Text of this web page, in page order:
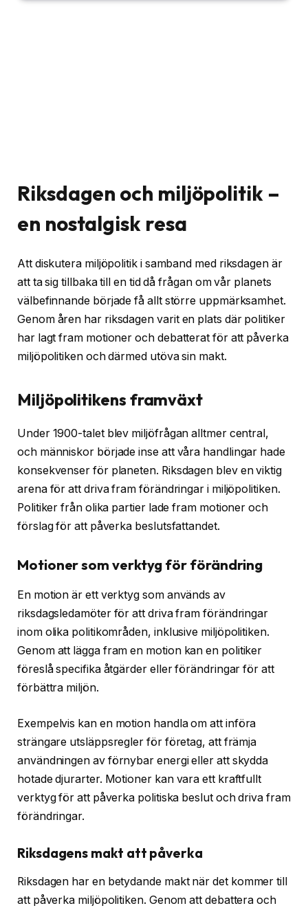
Riksdagen och miljöpolitik –
en nostalgisk resa
Att diskutera miljöpolitik i samband med riksdagen är
att ta sig tillbaka till en tid då frågan om vår planets
välbefinnande började få allt större uppmärksamhet.
Genom åren har riksdagen varit en plats där politiker
har lagt fram motioner och debatterat för att påverka
miljöpolitiken och därmed utöva sin makt.
Miljöpolitikens framväxt
Under 1900-talet blev miljöfrågan alltmer central,
och människor började inse att våra handlingar hade
konsekvenser för planeten. Riksdagen blev en viktig
arena för att driva fram förändringar i miljöpolitiken.
Politiker från olika partier lade fram motioner och
förslag för att påverka beslutsfattandet.
Motioner som verktyg för förändring
En motion är ett verktyg som används av
riksdagsledamöter för att driva fram förändringar
inom olika politikområden, inklusive miljöpolitiken.
Genom att lägga fram en motion kan en politiker
föreslå specifika åtgärder eller förändringar för att
förbättra miljön.
Exempelvis kan en motion handla om att införa
strängare utsläppsregler för företag, att främja
användningen av förnybar energi eller att skydda
hotade djurarter. Motioner kan vara ett kraftfullt
verktyg för att påverka politiska beslut och driva fram
förändringar.
Riksdagens makt att påverka
Riksdagen har en betydande makt när det kommer till
att påverka miljöpolitiken. Genom att debattera och